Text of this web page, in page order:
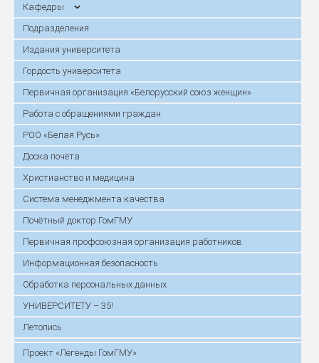
Кафедры
Подразделения
Издания университета
Гордость университета
Первичная организация «Белорусский союз женщин»
Работа с обращениями граждан
РОО «Белая Русь»
Доска почёта
Христианство и медицина
Система менеджмента качества
Почётный доктор ГомГМУ
Первичная профсоюзная организация работников
Информационная безопасность
Обработка персональных данных
УНИВЕРСИТЕТУ – 35!
Летопись
Проект «Легенды ГомГМУ»